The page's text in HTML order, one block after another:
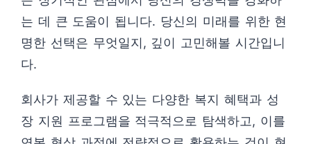
는 데 큰 도움이 됩니다. 당신의 미래를 위한 현
명한 선택은 무엇일지, 깊이 고민해볼 시간입니
다.
회사가 제공할 수 있는 다양한 복지 혜택과 성
장 지원 프로그램을 적극적으로 탐색하고, 이를